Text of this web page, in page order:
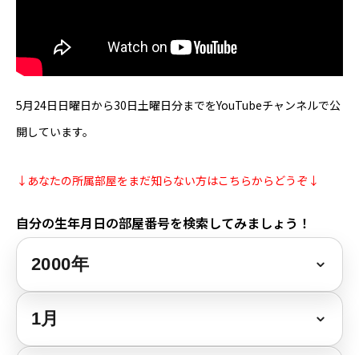
社会
テニス四大大会・五輪
鑑定及び出演依頼
YouTube
Online Store
5月24日日曜日から30日土曜日分までをYouTubeチャンネルで公
開しています。
↓あなたの所属部屋をまだ知らない方はこちらからどうぞ↓
自分の生年月日の部屋番号を検索してみましょう！